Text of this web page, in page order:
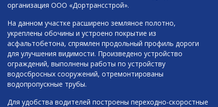
организация ООО «Дортрансстрой».
На данном участке расширено земляное полотно,
укреплены обочины и устроено покрытие из
асфальтобетона, спрямлен продольный профиль дороги
для улучшения видимости. Произведено устройство
ограждений, выполнены работы по устройству
водосбросных сооружений, отремонтированы
водопропускные трубы.
Для удобства водителей построены переходно-скоростные